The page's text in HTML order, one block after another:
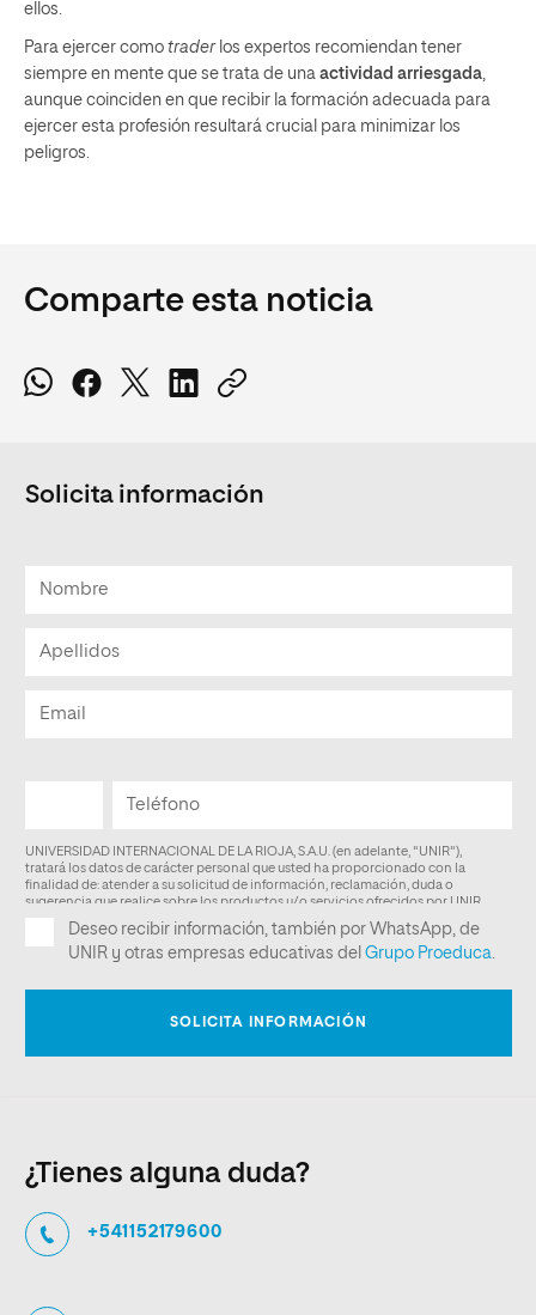
ellos.
Para ejercer como traderlos expertos recomiendan tener
siempre en mente que se trata de una actividad arriesgada,
aunque coinciden en que recibir la formación adecuada para
ejercer esta profesión resultará crucial para minimizar los
peligros.
Comparte esta noticia
Solicita información
¿Tienes alguna duda?
+541152179600